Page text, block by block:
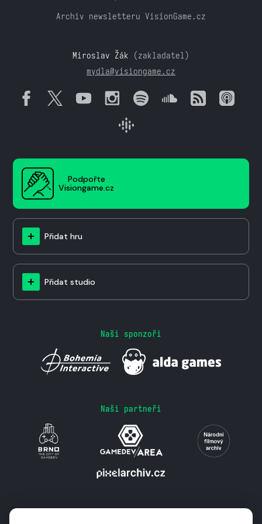
Archiv newsletteru VisionGame.cz
Miroslav Žák (zakladatel)
mydla@visiongame.cz
Podpořte
Visiongame.cz
Přidat hru
Přidat studio
Naši sponzoři
Naši partneři